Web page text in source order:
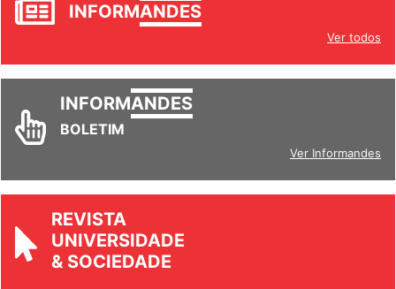
INFORMANDES
Ver todos
INFORMANDES
BOLETIM
Ver Informandes
REVISTA
UNIVERSIDADE
& SOCIEDADE